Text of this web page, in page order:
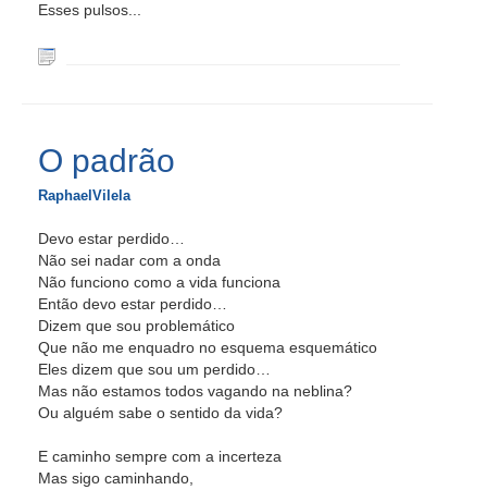
Esses pulsos...
O padrão
RaphaelVilela
Devo estar perdido…
Não sei nadar com a onda
Não funciono como a vida funciona
Então devo estar perdido…
Dizem que sou problemático
Que não me enquadro no esquema esquemático
Eles dizem que sou um perdido…
Mas não estamos todos vagando na neblina?
Ou alguém sabe o sentido da vida?
E caminho sempre com a incerteza
Mas sigo caminhando,